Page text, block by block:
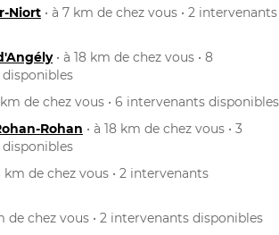
Niort • à 7 km de chez vous • 2 intervenants
• à 18 km de chez vous • 8
km de chez vous • 6 intervenants disponibles
Rohan • à 18 km de chez vous • 3
km de chez vous • 2 intervenants
de chez vous • 2 intervenants disponibles